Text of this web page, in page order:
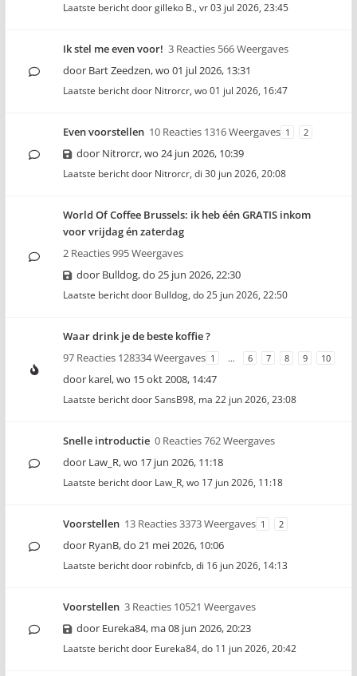
Laatste bericht doorgilleko B., vr 03 jul 2026, 23:45
Ik stel me even voor! 3 Reacties 566 Weergaves
door Bart Zeedzen,wo 01 jul 2026, 13:31
Laatste bericht door Nitrorcr, wo 01 jul 2026, 16:47
Even voorstellen 10 Reacties 1316 Weergaves 1 2
door Nitrorcr,wo 24 jun 2026, 10:39
Laatste bericht door Nitrorcr, di 30 jun 2026, 20:08
World Of Coffee Brussels: ik heb één GRATIS inkom
voor vrijdag én zaterdag
2 Reacties 995 Weergaves
door Bulldog,do 25 jun 2026, 22:30
Laatste bericht door Bulldog, do 25 jun 2026, 22:50
Waar drink je de beste koffie ?
97 Reacties 128334 Weergaves 1 … 6 7 8 9 10
door karel,wo 15 okt 2008, 14:47
Laatste bericht doorSansB98, ma 22 jun 2026, 23:08
Snelle introductie 0 Reacties 762 Weergaves
door Law_R,wo 17 jun 2026, 11:18
Laatste bericht door Law_R, wo 17 jun 2026, 11:18
Voorstellen 13 Reacties 3373 Weergaves 1 2
door RyanB,do 21 mei 2026, 10:06
Laatste bericht door robinfcb, di 16 jun 2026, 14:13
Voorstellen 3 Reacties 10521 Weergaves
door Eureka84, ma 08 jun 2026, 20:23
Laatste bericht door Eureka84, do 11 jun 2026, 20:42